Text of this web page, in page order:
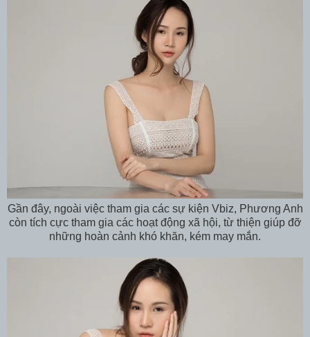
Gần đây, ngoài việc tham gia các sự kiện Vbiz, Phương Anh
còn tích cực tham gia các hoạt động xã hội, từ thiện giúp đỡ
những hoàn cảnh khó khăn, kém may mắn.